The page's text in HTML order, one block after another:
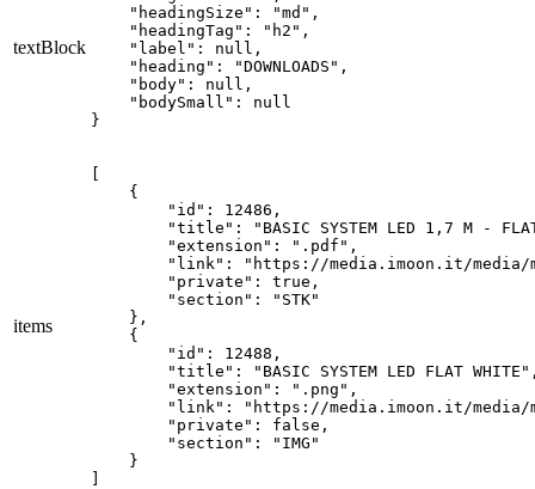
textBlock
    "headingSize": "md",
    "headingTag": "h2",
    "label": null,
    "heading": "DOWNLOADS",
    "body": null,
    "bodySmall": null
}
items
[
    {
        "id": 12486,
"title": "BASIC SYSTEM LED 1,7 M -
        "extension": ".pdf",
"link": "https://media.imoon.it/
        "private": true,
        "section": "STK"
    },
    {
        "id": 12488,
"title": "BASIC SYSTEM LED FLAT
        "extension": ".png",
"link": "https://media.imoon.it/
        "private": false,
        "section": "IMG"
    }
]